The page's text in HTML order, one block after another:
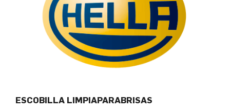
ESCOBILLA LIMPIAPARABRISAS